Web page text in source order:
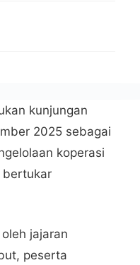
kunjungan
2025 sebagai
koperasi
bertukar
jajaran
peserta